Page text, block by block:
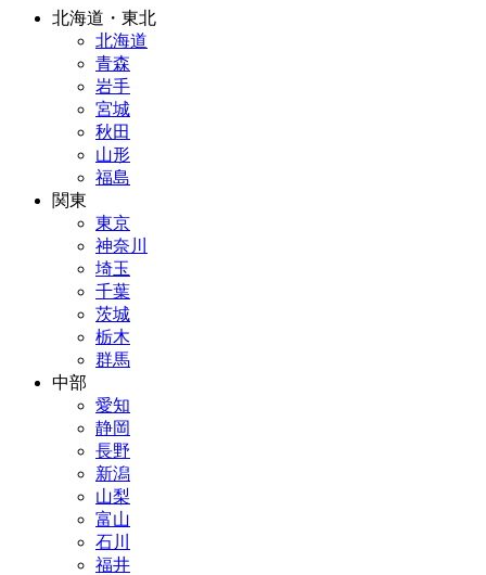
北海道・東北
北海道
青森
岩手
宮城
秋田
山形
福島
関東
東京
神奈川
埼玉
千葉
茨城
栃木
群馬
中部
愛知
静岡
長野
新潟
山梨
富山
石川
福井